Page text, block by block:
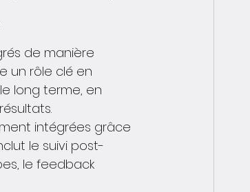
de manière
un rôle clé en
long terme, en
intégrées grâce
le suivi post-
le feedback